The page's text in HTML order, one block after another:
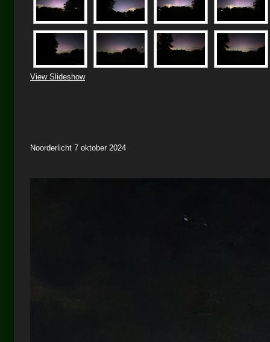
View Slideshow
Noorderlicht 7 oktober 2024